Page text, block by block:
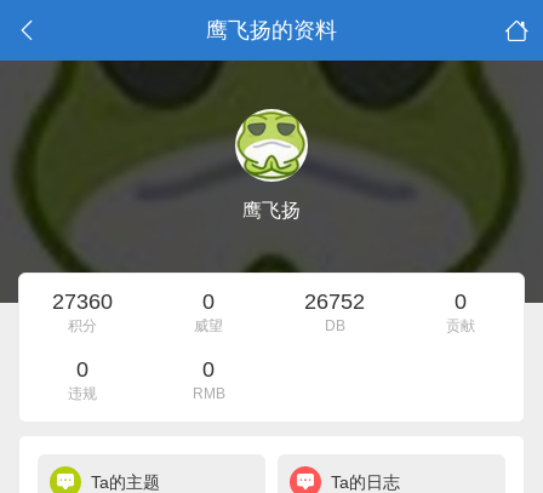
鹰飞扬的资料
鹰飞扬
27360
积分
0
威望
26752
DB
0
贡献
0
违规
0
RMB
Ta的主题 Ta的日志